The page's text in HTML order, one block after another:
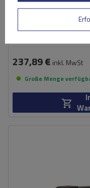
Mont Blanc AMC
für herkömmliche
237,89 € inkl. MwSt
Große Menge